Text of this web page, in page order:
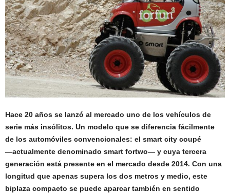
Hace 20 años se lanzó al mercado uno de los vehículos de
serie más insólitos. Un modelo que se diferencia fácilmente
de los automóviles convencionales: el smart city coupé
―actualmente denominado smart fortwo― y cuya tercera
generación está presente en el mercado desde 2014. Con una
longitud que apenas supera los dos metros y medio, este
biplaza compacto se puede aparcar también en sentido